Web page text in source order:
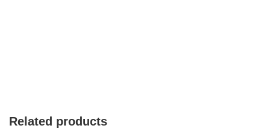
Related products